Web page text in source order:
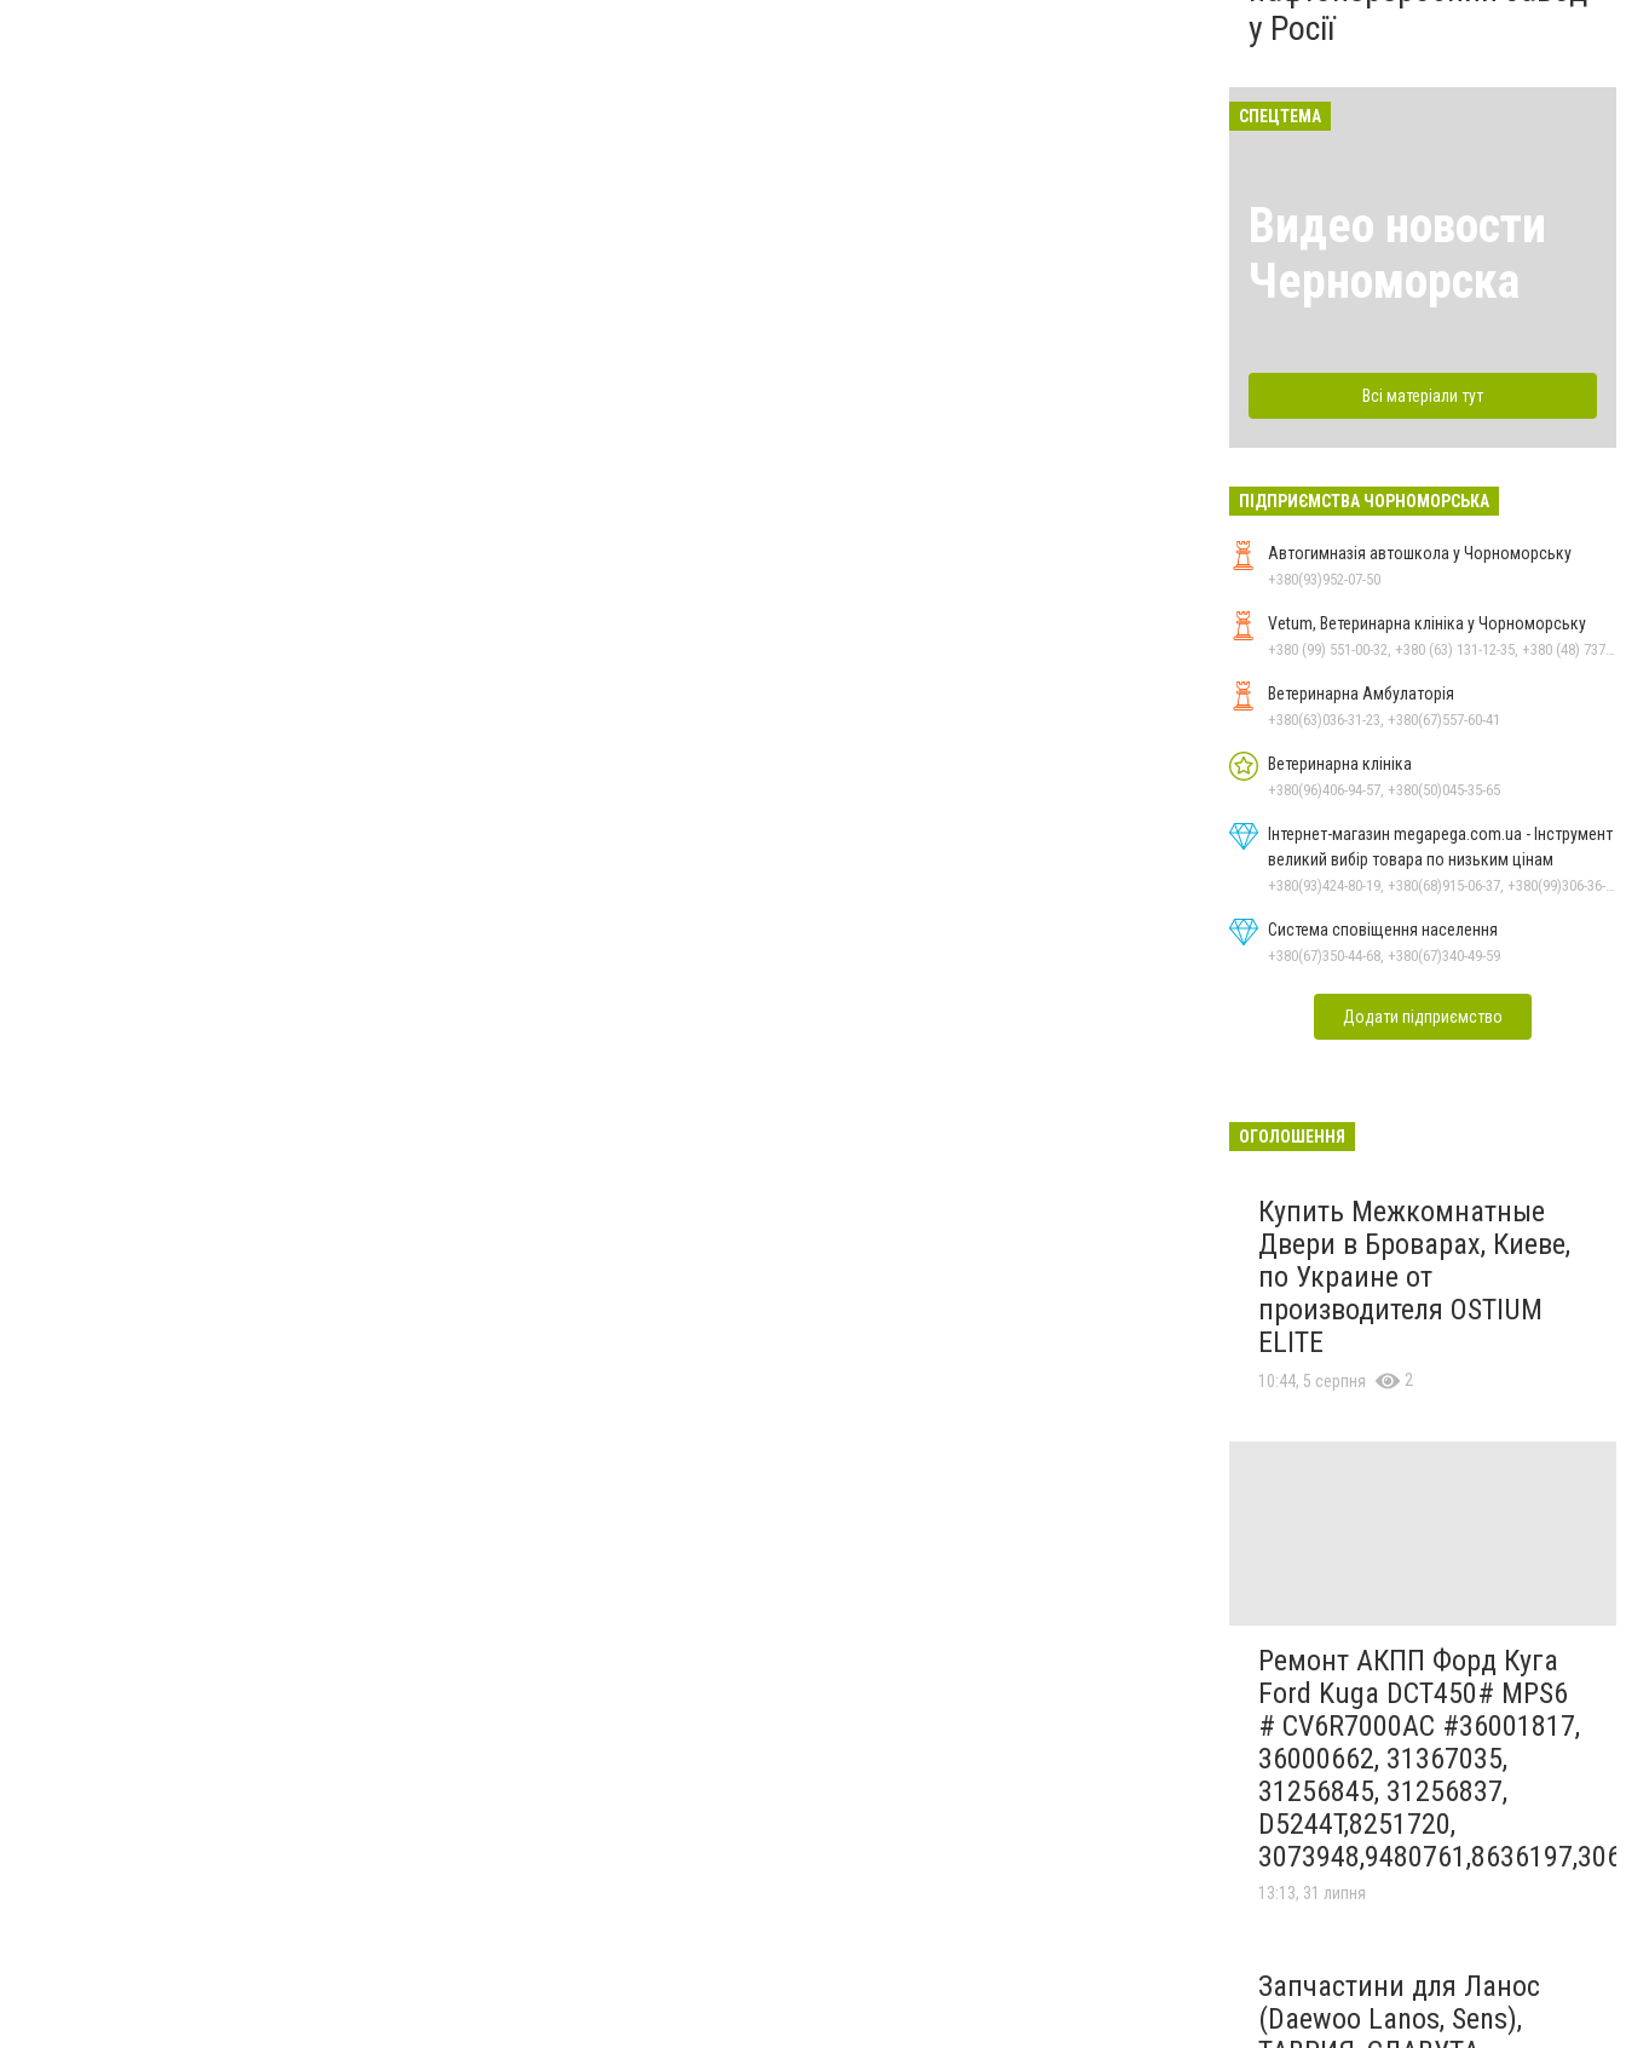
у Росії
СПЕЦТЕМА
Видео новости
Черноморска
Всі матеріали тут
ПІДПРИЄМСТВА ЧОРНОМОРСЬКА
Автогимназія автошкола у Чорноморську
+380(93)952-07-50
Vetum, Ветеринарна клініка у Чорноморську
Ветеринарна Амбулаторія
+380(63)036-31-23, +380(67)557-60-41
Ветеринарна клініка
+380(96)406-94-57, +380(50)045-35-65
Інтернет-магазин megapega.com.ua - Інструмент
великий вибір товара по низьким цінам
Система сповіщення населення
+380(67)350-44-68, +380(67)340-49-59
Додати підприємство
ОГОЛОШЕННЯ
Купить Межкомнатные
Двери в Броварах, Киеве,
по Украине от
производителя OSTIUM
ELITE
10:44, 5 серпня 2
Ремонт АКПП Форд Куга
Ford Kuga DCT450# MPS6
# CV6R7000AC #36001817,
36000662, 31367035,
31256845, 31256837,
D5244T,8251720,
13:13, 31 липня
Запчастини для Ланос
(Daewoo Lanos, Sens),